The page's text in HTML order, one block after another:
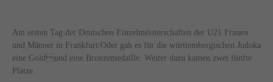
Am ersten Tag der Deutschen Einzelmeisterschaften der U21 Frauen
und Männer in Frankfurt/Oder gab es für die württembergischen Judoka
eine Goldund eine Bronzemedaille. Weiter dazu kamen zwei fünfte
Plätze.